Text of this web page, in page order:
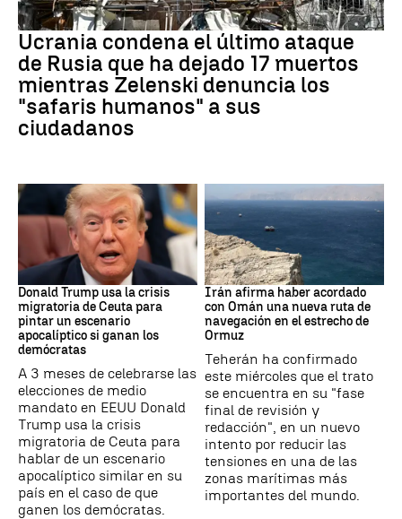
GUERRRA
Ucrania condena el último ataque
de Rusia que ha dejado 17 muertos
mientras Zelenski denuncia los
"safaris humanos" a sus
ciudadanos
EEUU
Donald Trump usa la crisis
migratoria de Ceuta para
pintar un escenario
apocalíptico si ganan los
demócratas
A 3 meses de celebrarse las
elecciones de medio
mandato en EEUU Donald
Trump usa la crisis
migratoria de Ceuta para
hablar de un escenario
apocalíptico similar en su
país en el caso de que
ganen los demócratas.
Ormuz
Irán afirma haber acordado
con Omán una nueva ruta de
navegación en el estrecho de
Ormuz
Teherán ha confirmado
este miércoles que el trato
se encuentra en su "fase
final de revisión y
redacción", en un nuevo
intento por reducir las
tensiones en una de las
zonas marítimas más
importantes del mundo.